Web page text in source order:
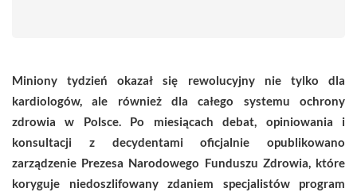
Miniony tydzień okazał się rewolucyjny nie tylko dla
kardiologów, ale również dla całego systemu ochrony
zdrowia w Polsce. Po miesiącach debat, opiniowania i
konsultacji z decydentami oficjalnie opublikowano
zarządzenie Prezesa Narodowego Funduszu Zdrowia, które
koryguje niedoszlifowany zdaniem specjalistów program